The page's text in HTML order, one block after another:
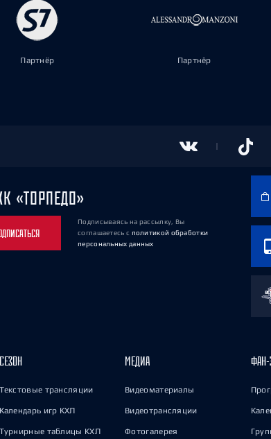
Партнёр Партнёр
«ТОРПЕДО»
Подписываясь на рассылку, Вы
соглашаетесь с политикой обработки
персональных данных
СЕЗОН
Текстовые трансляции
Календарь игр КХЛ
Турнирные таблицы КХЛ
МЕДИА
Видеоматериалы
Видеотрансляции
Фотогалерея
ФАН-